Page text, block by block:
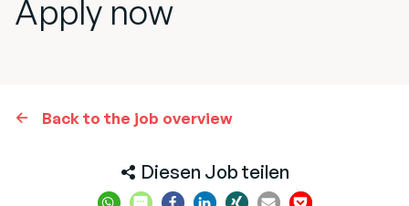
Apply now
Back to the job overview
Diesen Job teilen